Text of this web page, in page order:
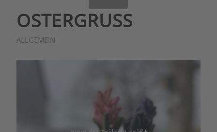
OSTERGRUSS
ALLGEMEIN